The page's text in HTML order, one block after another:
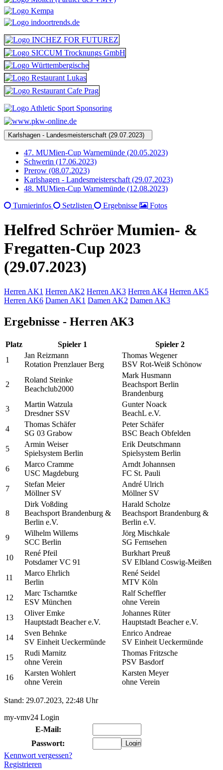
47. MUMien-Cup Warnemünde (20.05.2023)
Schwerin (17.06.2023)
Prerow (08.07.2023)
Karlshagen - Landesmeisterschaft (29.07.2023)
48. MUMien-Cup Warnemünde (12.08.2023)
Turnierinfos
Setzlisten Ergebnisse Fotos
Helfred Schröer Mumien- &
Fregatten-Cup 2023
(29.07.2023)
Herren AK1 Herren AK2 Herren AK3 Herren AK4 Herren AK5
Herren AK6 Damen AK1 Damen AK2 Damen AK3
Ergebnisse - Herren AK3
Platz Spieler 1
Spieler 2
1
Jan Reizmann
Rotation Prenzlauer Berg
Thomas Wegener
BSV Rot-Weiß Schönow
2
Roland Steinke
Beachclub2000
Mark Husmann
Beachsport Berlin
Brandenburg
3
Martin Watzula
Dresdner SSV
Gunter Noack
BeachL e.V.
4
Thomas Schäfer
SG 03 Grabow
Peter Schäfer
BSC Beach Obfelden
5
Armin Weiser
Spielsystem Berlin
Erik Deutschmann
Spielsystem Berlin
6
Marco Cramme
USC Magdeburg
Arndt Johannsen
FC St. Pauli
7
Stefan Meier
Möllner SV
André Ulrich
Möllner SV
8
Dirk Voßding
Beachsport Brandenburg &
Berlin e.V.
Harald Scholze
Beachsport Brandenburg &
Berlin e.V.
9
Wilhelm Willems
SCC Berlin
Jörg Mischkale
SG Fernsehen
10
René Pfeil
Potsdamer VC 91
Burkhart Preuß
SV Elbland Coswig-Meißen
11
Marco Ehrlich
Berlin
René Seidel
MTV Köln
12
Marc Tscharntke
ESV München
Ralf Scheffler
ohne Verein
13
Oliver Emke
Hauptstadt Beacher e.V.
Johannes Rüter
Hauptstadt Beacher e.V.
14
Sven Behnke
SV Einheit Ueckermünde
Enrico Andreae
SV Einheit Ueckermünde
15
Rudi Marnitz
ohne Verein
Thomas Fritzsche
PSV Basdorf
16
Karsten Wohlert
ohne Verein
Karsten Meyer
ohne Verein
Stand: 29.07.2023, 22:48 Uhr
my-vmv24 Login
E-Mail:
Passwort:
Kennwort vergessen?
Registrieren